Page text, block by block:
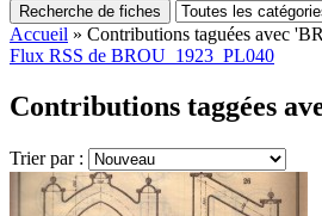
Recherche de fiches
Accueil » Contributions taguées avec
Flux RSS de BROU_1923_PL040
Contributions taggées
Trier par :